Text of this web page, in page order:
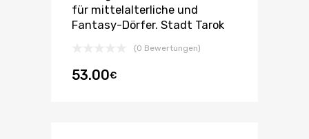
für mittelalterliche und
Fantasy-Dörfer. Stadt Tarok
(0 Bewertungen)
53.00€